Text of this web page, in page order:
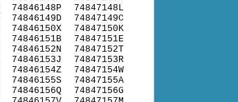
74846148P
74846149D
74846150X
74846151B
74846152N
74846153J
74846154Z
74846155S
74846156Q
74847148L
74847149C
74847150K
74847151E
74847152T
74847153R
74847154W
74847155A
74847156G